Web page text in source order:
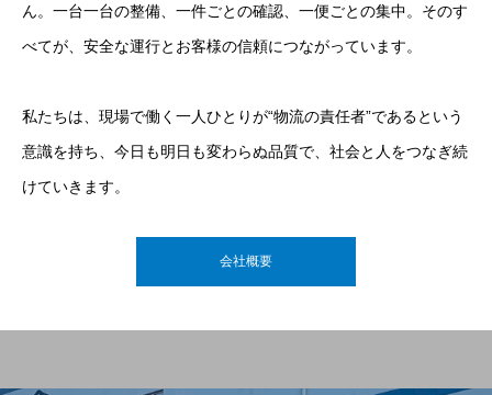
ん。一台一台の整備、一件ごとの確認、一便ごとの集中。そのす
べてが、安全な運行とお客様の信頼につながっています。
私たちは、現場で働く一人ひとりが“物流の責任者”であるという
意識を持ち、今日も明日も変わらぬ品質で、社会と人をつなぎ続
けていきます。
会社概要